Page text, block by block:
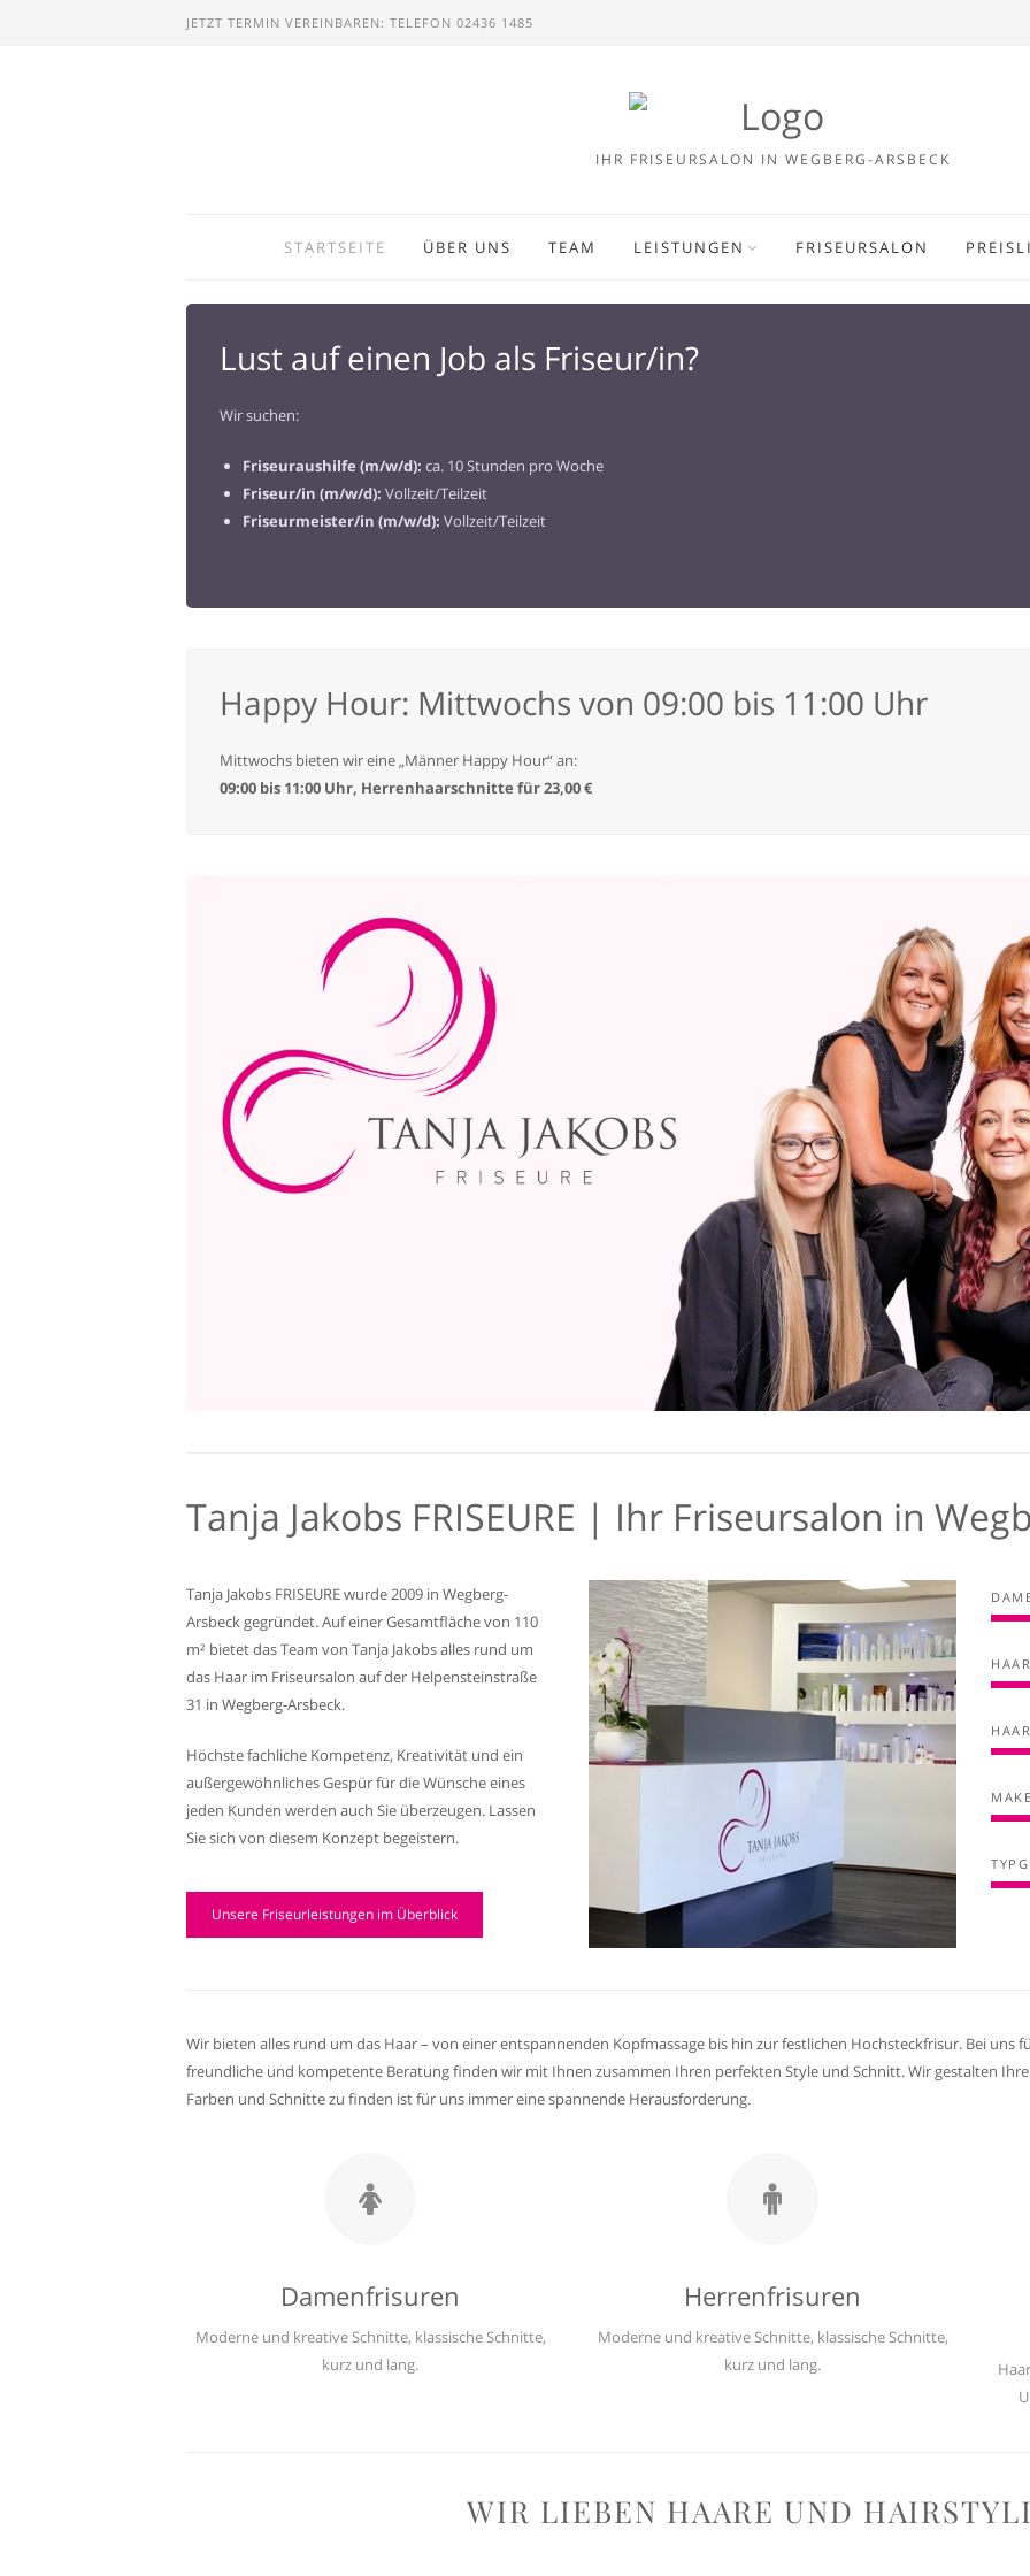
JETZT TERMIN VEREINBAREN: TELEFON 02436 1485
IHR FRISEURSALON IN WEGBERG-ARSBECK
STARTSEITE ÜBER UNS TEAM LEISTUNGEN FRISEURSALON
Lust auf einen Job als Friseur/in?
Wir suchen:
Friseuraushilfe (m/w/d): ca. 10 Stunden pro Woche
Friseur/in (m/w/d): Vollzeit/Teilzeit
Friseurmeister/in (m/w/d): Vollzeit/Teilzeit
Happy Hour: Mittwochs von 09:00 bis 11:00 Uhr
Mittwochs bieten wir eine „Männer Happy Hour“ an:
09:00 bis 11:00 Uhr, Herrenhaarschnitte für 23,00 €
Tanja Jakobs FRISEURE | Ihr Friseursalon in
Tanja Jakobs FRISEURE wurde 2009 in Wegberg-
Arsbeck gegründet. Auf einer Gesamtfläche von 110
m² bietet das Team von Tanja Jakobs alles rund um
das Haar im Friseursalon auf der Helpensteinstraße
31 in Wegberg-Arsbeck.
Höchste fachliche Kompetenz, Kreativität und ein
außergewöhnliches Gespür für die Wünsche eines
jeden Kunden werden auch Sie überzeugen. Lassen
Sie sich von diesem Konzept begeistern.
Unsere Friseurleistungen im Überblick
Wir bieten alles rund um das Haar – von einer entspannenden Kopfmassage bis hin zur festlichen Hochsteckfrisur. Bei uns
freundliche und kompetente Beratung finden wir mit Ihnen zusammen Ihren perfekten Style und Schnitt. Wir gestalten
Farben und Schnitte zu finden ist für uns immer eine spannende Herausforderung.
Damenfrisuren
Moderne und kreative Schnitte, klassische Schnitte,
kurz und lang.
Herrenfrisuren
Moderne und kreative Schnitte, klassische Schnitte,
kurz und lang.
WIR LIEBEN HAARE UND